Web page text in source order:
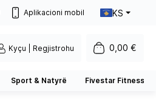
Aplikacioni mobil KS
Kyçu | Regjistrohu 0,00 €
Sport & Natyrë Fivestar Fitness